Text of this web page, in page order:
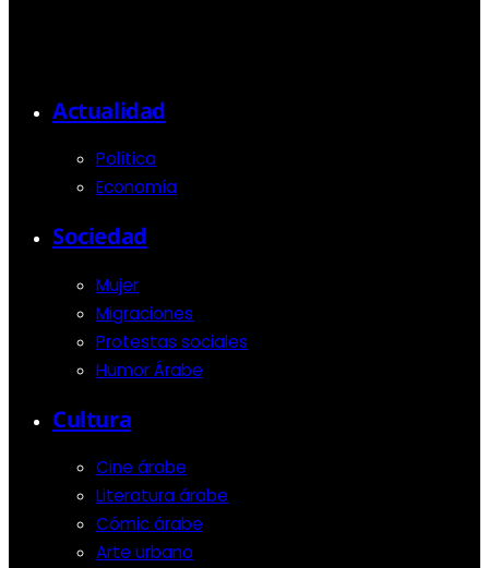
Actualidad
Política
Economía
Sociedad
Mujer
Migraciones
Protestas sociales
Humor Árabe
Cultura
Cine árabe
Literatura árabe
Cómic árabe
Arte urbano